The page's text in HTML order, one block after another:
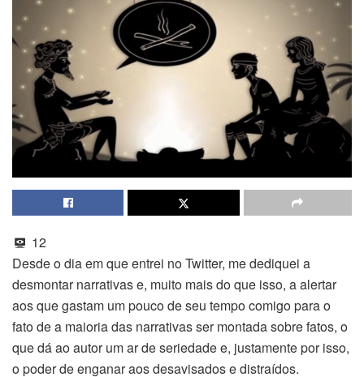
12
Desde o dia em que entrei no Twitter, me dediquei a
desmontar narrativas e, muito mais do que isso, a alertar
aos que gastam um pouco de seu tempo comigo para o
fato de a maioria das narrativas ser montada sobre fatos, o
que dá ao autor um ar de seriedade e, justamente por isso,
o poder de enganar aos desavisados e distraídos.